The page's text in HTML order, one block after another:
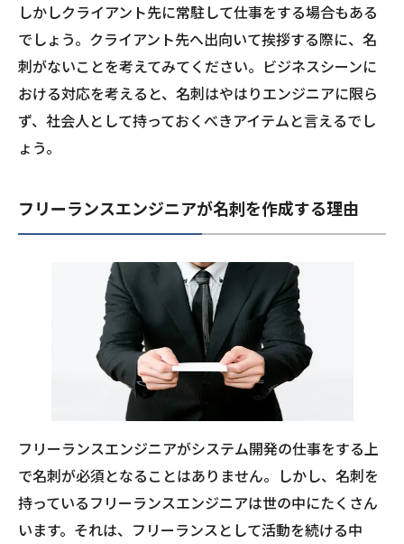
しかしクライアント先に常駐して仕事をする場合もある
でしょう。クライアント先へ出向いて挨拶する際に、名
刺がないことを考えてみてください。ビジネスシーンに
おける対応を考えると、名刺はやはりエンジニアに限ら
ず、社会人として持っておくべきアイテムと言えるでし
ょう。
フリーランスエンジニアが名刺を作成する理由
フリーランスエンジニアがシステム開発の仕事をする上
で名刺が必須となることはありません。しかし、名刺を
持っているフリーランスエンジニアは世の中にたくさん
います。それは、フリーランスとして活動を続ける中